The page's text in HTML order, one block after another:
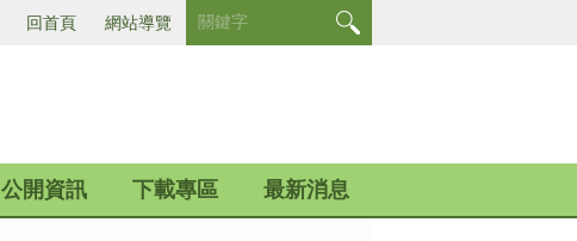
回首頁 網站導覽
公開資訊 下載專區 最新消息